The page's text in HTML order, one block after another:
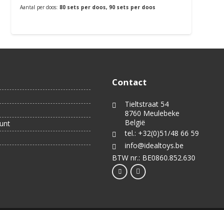
Aantal per doos: 80 sets per doos, 90 sets per doos
Contact
Tieltstraat 54
8760 Meulebeke
België
tel.: +32(0)51/48 66 59
info@idealtoys.be
BTW nr.: BE0860.852.630